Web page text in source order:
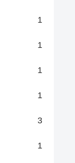
1
1
1
1
3
1